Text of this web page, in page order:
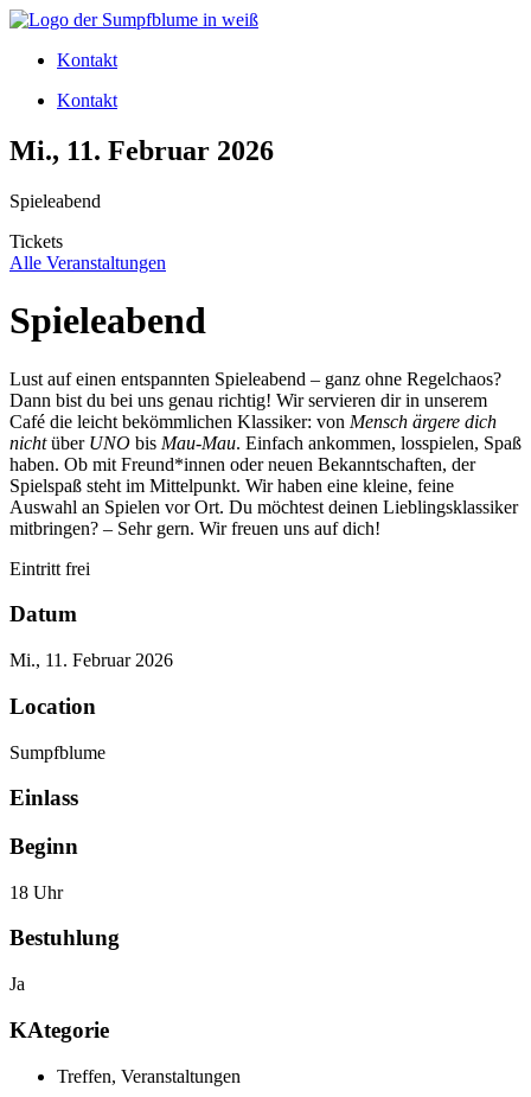
Zum
wechselnKontakt
Kontakt
Mi., 11. Februar 2026
Spieleabend
Tickets
Alle Veranstaltungen
Spieleabend
Lust auf einen entspannten Spieleabend – ganz ohne Regelchaos?
Dann bist du bei uns genau richtig! Wir servieren dir in unserem
Café die leicht bekömmlichen Klassiker: von Mensch ärgere dich
nichtüber UNO bis Mau-Mau. Einfach ankommen, losspielen, Spaß
haben. Ob mit Freund*innen oder neuen Bekanntschaften, der
Spielspaß steht im Mittelpunkt. Wir haben eine kleine, feine
Auswahl an Spielen vor Ort. Du möchtest deinen Lieblingsklassiker
mitbringen? – Sehr gern. Wir freuen uns auf dich!
Eintritt frei
Datum
Mi., 11. Februar 2026
Location
Sumpfblume
Einlass
Beginn
18 Uhr
Bestuhlung
Ja
KAtegorie
Treffen, Veranstaltungen